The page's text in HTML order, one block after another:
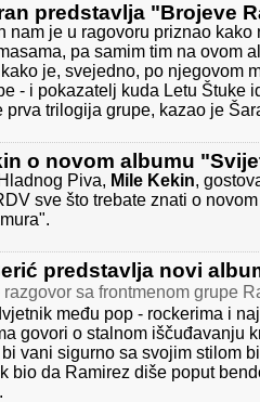
predstavlja "Brojeve
nam je u ragovoru priznao
pa samim tim na ovom
je, svejedno, po njegovom
- i pokazatelj kuda Letu Štuke
prva trilogija grupe, kazao je
o novom albumu
Piva, Mile Kekin,
sve što trebate znati o
predstavlja novi
razgovor sa frontmenom grupe
među pop - rockerima i
govori o stalnom iščuđavanju
vani sigurno sa svojim stilom
bio da Ramirez diše poput